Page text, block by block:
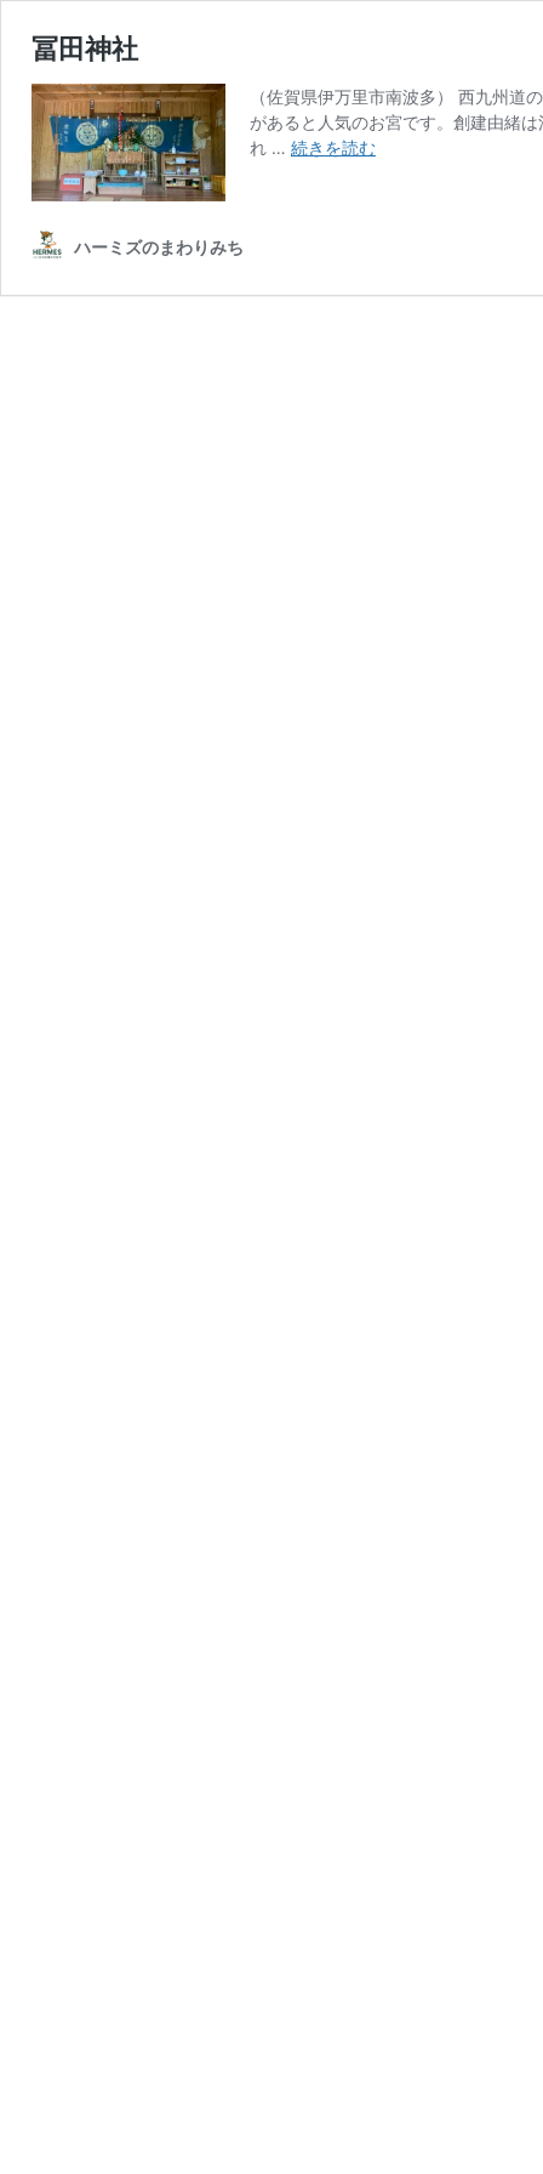
冨田神社
（佐賀県伊万里市南波多） 西九州道
があると人気のお宮です。創建由緒
れ … 続きを読む冨
ハーミズのまわりみち